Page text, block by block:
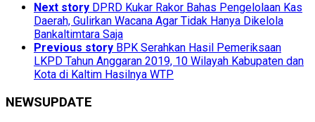
Next story DPRD Kukar Rakor Bahas Pengelolaan Kas
Daerah, Gulirkan Wacana Agar Tidak Hanya Dikelola
Bankaltimtara Saja
Previous story BPK Serahkan Hasil Pemeriksaan
LKPD Tahun Anggaran 2019, 10 Wilayah Kabupaten dan
Kota di Kaltim Hasilnya WTP
NEWSUPDATE